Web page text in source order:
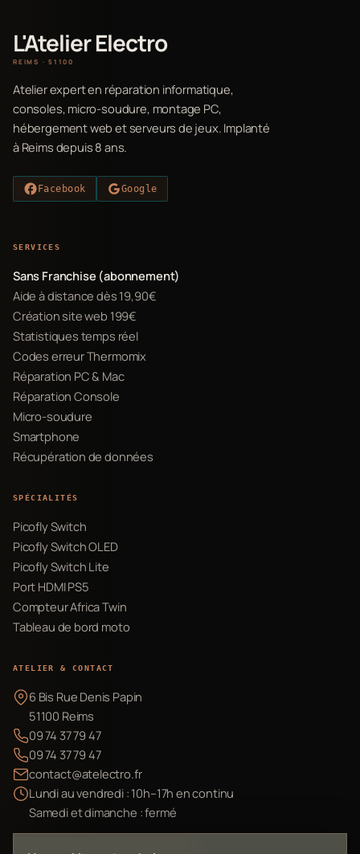
L'Atelier Electro
REIMS · 51100
Atelier expert en réparation informatique,
consoles, micro-soudure, montage PC,
hébergement web et serveurs de jeux. Implanté
à Reims depuis 8 ans.
Facebook Google
SERVICES
Sans Franchise (abonnement)
Aide à distance dès 19,90€
Création site web 199€
Statistiques temps réel
Codes erreur Thermomix
Réparation PC & Mac
Réparation Console
Micro-soudure
Smartphone
Récupération de données
SPÉCIALITÉS
Picofly Switch
Picofly Switch OLED
Picofly Switch Lite
Port HDMI PS5
Compteur Africa Twin
Tableau de bord moto
ATELIER & CONTACT
6 Bis Rue Denis Papin
51100 Reims
09 74 37 79 47
09 74 37 79 47
contact@atelectro.fr
Lundi au vendredi : 10h–17h en continu
Samedi et dimanche : fermé